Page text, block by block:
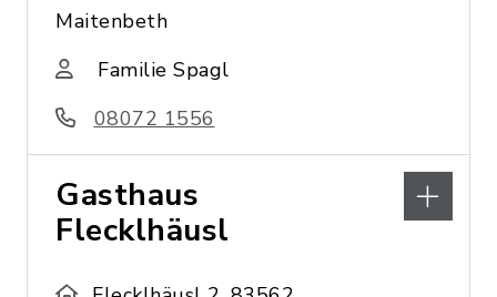
Maitenbeth
Familie Spagl
08072 1556
Gasthaus
Flecklhäusl